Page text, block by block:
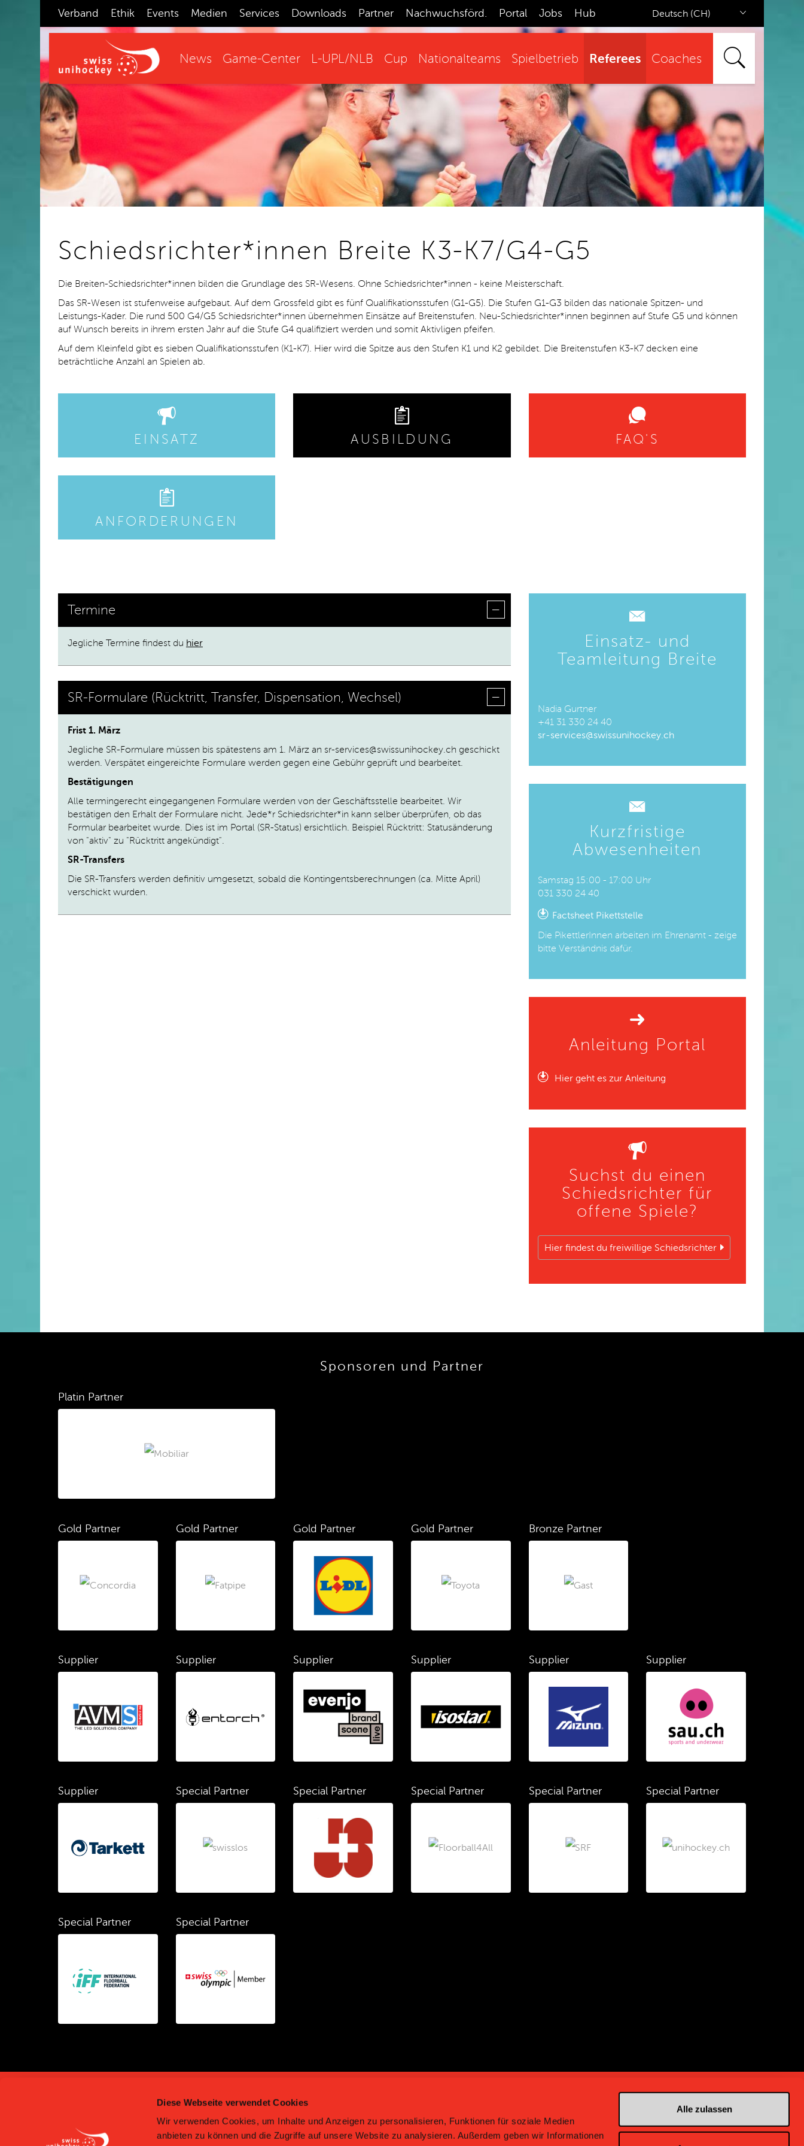
Diese Webseite verwendet Cookies
Wir verwenden Cookies, um Inhalte und Anzeigen zu personalisieren, Funktionen für soziale Medien
anbieten zu können und die Zugriffe auf unsere Website zu analysieren. Außerdem geben wir Informationen
Alle zulassen
Verband Ethik Events Medien Services Downloads Partner Nachwuchsförd. Portal Jobs Hub Deutsch (CH)
News Game-Center L-UPL/NLB Cup Nationalteams Spielbetrieb Referees Coaches
Schiedsrichter*innen Breite K3-K7/G4-G5
Die Breiten-Schiedsrichter*innen bilden die Grundlage des SR-Wesens. Ohne Schiedsrichter*innen - keine Meisterschaft.
Das SR-Wesen ist stufenweise aufgebaut. Auf dem Grossfeld gibt es fünf Qualifikationsstufen (G1-G5). Die Stufen G1-G3 bilden das nationale Spitzen- und
Leistungs-Kader. Die rund 500 G4/G5 Schiedsrichter*innen übernehmen Einsätze auf Breitenstufen. Neu-Schiedsrichter*innen beginnen auf Stufe G5 und können
auf Wunsch bereits in ihrem ersten Jahr auf die Stufe G4 qualifiziert werden und somit Aktivligen pfeifen.
Auf dem Kleinfeld gibt es sieben Qualifikationsstufen (K1-K7). Hier wird die Spitze aus den Stufen K1 und K2 gebildet. Die Breitenstufen K3-K7 decken eine
beträchtliche Anzahl an Spielen ab.
EINSATZ AUSBILDUNG FAQ'S
ANFORDERUNGEN
Termine
Jegliche Termine findest du hier
SR-Formulare (Rücktritt, Transfer, Dispensation, Wechsel)
Frist 1. März
Jegliche SR-Formulare müssen bis spätestens am 1. März an sr-services@swissunihockey.ch geschickt
werden. Verspätet eingereichte Formulare werden gegen eine Gebühr geprüft und bearbeitet.
Bestätigungen
Alle termingerecht eingegangenen Formulare werden von der Geschäftsstelle bearbeitet. Wir
bestätigen den Erhalt der Formulare nicht. Jede*r Schiedsrichter*in kann selber überprüfen, ob das
Formular bearbeitet wurde. Dies ist im Portal (SR-Status) ersichtlich. Beispiel Rücktritt: Statusänderung
von "aktiv" zu "Rücktritt angekündigt".
SR-Transfers
Die SR-Transfers werden definitiv umgesetzt, sobald die Kontingentsberechnungen (ca. Mitte April)
verschickt wurden.
Einsatz- und
Teamleitung Breite
Nadia Gurtner
+41 31 330 24 40
sr-services@swissunihockey.ch
Kurzfristige
Abwesenheiten
Samstag 15:00 - 17:00 Uhr
031 330 24 40
Factsheet Pikettstelle
Die PikettlerInnen arbeiten im Ehrenamt - zeige
bitte Verständnis dafür.
Anleitung Portal
Hier geht es zur Anleitung
Suchst du einen
Schiedsrichter für
offene Spiele?
Hier findest du freiwillige Schiedsrichter
Sponsoren und Partner
Platin Partner
Gold Partner Gold Partner Gold Partner Gold Partner Bronze Partner
Supplier Supplier Supplier Supplier Supplier Supplier
Supplier Special Partner Special Partner Special Partner Special Partner Special Partner
Special Partner Special Partner